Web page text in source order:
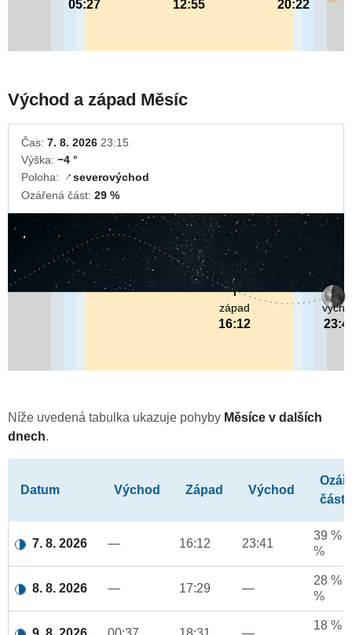
12:55
05:27 20:22
Východ a západ Měsíc
Čas: 7. 8. 2026 23:15
Výška: −4 °
Poloha:
↓severovýchod
Ozářená část: 29 %
západ
16:12
Níže uvedená tabulka ukazuje pohyby Měsíce v dalších
dnech.
Datum Východ Západ Východ
část
7. 8. 2026 — 16:12 23:41
39 %
%
8. 8. 2026 — 17:29 —
28 %
%
18 %